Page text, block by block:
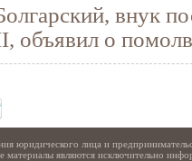
внук
объявил о
юридического лица и
материалы являются исключительно